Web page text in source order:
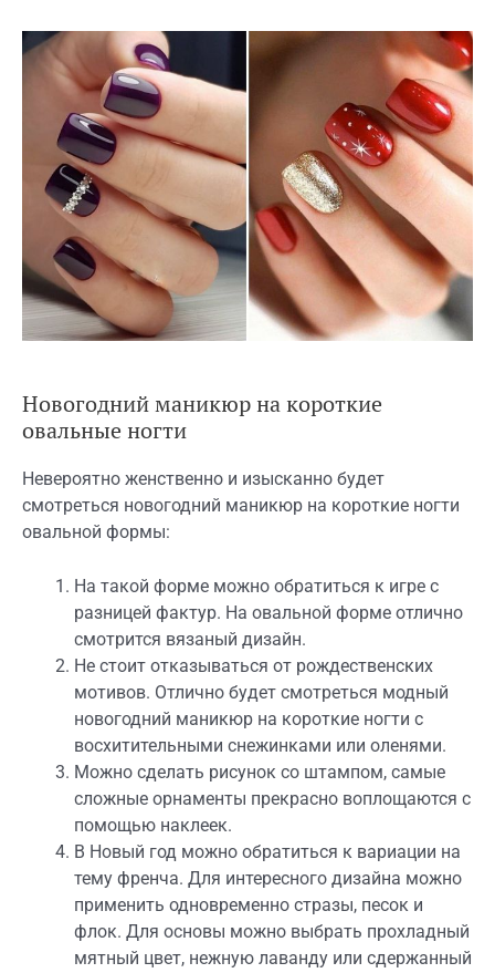
Новогодний маникюр на короткие
овальные ногти
Невероятно женственно и изысканно будет
смотреться новогодний маникюр на короткие ногти
овальной формы:
На такой форме можно обратиться к игре с
разницей фактур. На овальной форме отлично
смотрится вязаный дизайн.
Не стоит отказываться от рождественских
мотивов. Отлично будет смотреться модный
новогодний маникюр на короткие ногти с
восхитительными снежинками или оленями.
Можно сделать рисунок со штампом, самые
сложные орнаменты прекрасно воплощаются с
помощью наклеек.
В Новый год можно обратиться к вариации на
тему френча. Для интересного дизайна можно
применить одновременно стразы, песок и
флок. Для основы можно выбрать прохладный
мятный цвет, нежную лаванду или сдержанный